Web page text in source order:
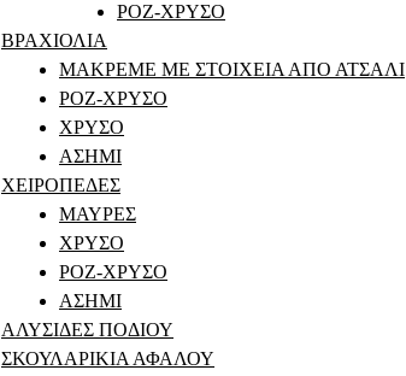
ΡΟΖ-ΧΡΥΣΟ
ΒΡΑΧΙΟΛΙΑ
ΜΑΚΡΕΜΕ ΜΕ ΣΤΟΙΧΕΙΑ ΑΠΟ ΑΤΣΑΛΙ
ΡΟΖ-ΧΡΥΣΟ
ΧΡΥΣΟ
ΑΣΗΜΙ
ΧΕΙΡΟΠΕΔΕΣ
ΜΑΥΡΕΣ
ΧΡΥΣΟ
ΡΟΖ-ΧΡΥΣΟ
ΑΣΗΜΙ
ΑΛΥΣΙΔΕΣ ΠΟΔΙΟΥ
ΣΚΟΥΛΑΡΙΚΙΑ ΑΦΑΛΟΥ